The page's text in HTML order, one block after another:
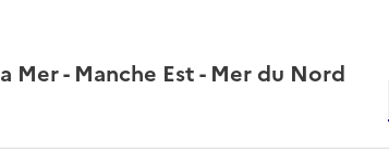
- Manche Est - Mer du Nord